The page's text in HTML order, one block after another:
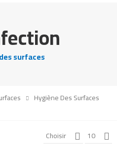
surfaces
Hygiène Des Surfaces
Choisir 10